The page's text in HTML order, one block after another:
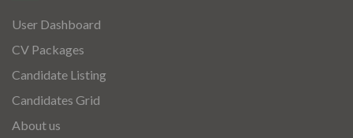
User Dashboard
CV Packages
Candidate Listing
Candidates Grid
About us